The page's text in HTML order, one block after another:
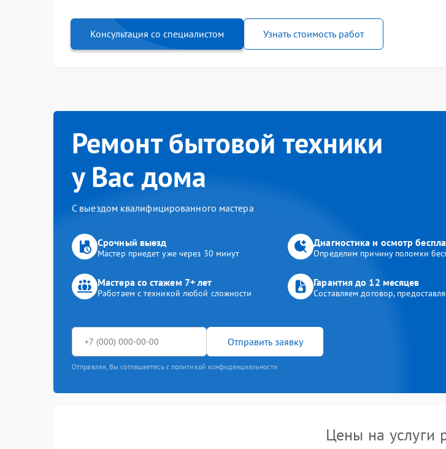
Консультация со специалистом Узнать стоимость работ
Ремонт бытовой техники
у Вас дома
С выездом квалифицированного мастера
Срочный выезд
Мастер приедет уже через 30 минут
Диагностика и осмотр
Определим причину поломки
Мастера со стажем 7+ лет
Работаем с техникой любой сложности
Гарантия до 12 месяцев
Составляем договор,
Отправить заявку
Отправляя, Вы соглашаетесь с политикой конфиденциальности
Цены на услуги